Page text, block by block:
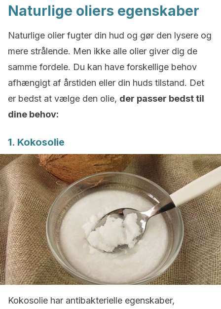
Naturlige oliers egenskaber
Naturlige olier fugter din hud og gør den lysere og
mere strålende. Men ikke alle olier giver dig de
samme fordele. Du kan have forskellige behov
afhængigt af årstiden eller din huds tilstand. Det
er bedst at vælge den olie, der passer bedst til
dine behov:
1. Kokosolie
Kokosolie har antibakterielle egenskaber,